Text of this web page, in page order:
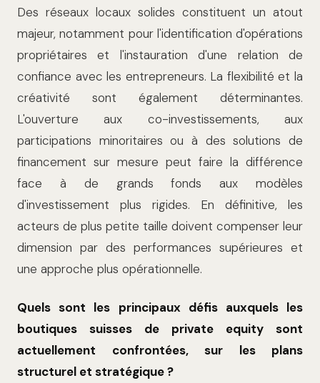
Des réseaux locaux solides constituent un atout
majeur, notamment pour l'identification d'opérations
propriétaires et l'instauration d'une relation de
confiance avec les entrepreneurs. La flexibilité et la
créativité sont également déterminantes.
L'ouverture aux co-investissements, aux
participations minoritaires ou à des solutions de
financement sur mesure peut faire la différence
face à de grands fonds aux modèles
d'investissement plus rigides. En définitive, les
acteurs de plus petite taille doivent compenser leur
dimension par des performances supérieures et
une approche plus opérationnelle.
Quels sont les principaux défis auxquels les
boutiques suisses de private equity sont
actuellement confrontées, sur les plans
structurel et stratégique ?